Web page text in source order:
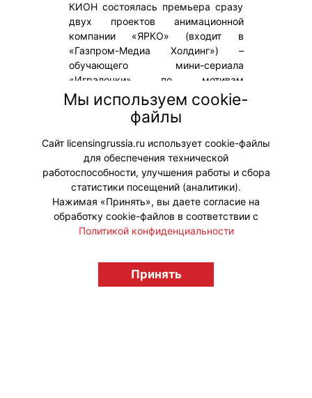
КИОН состоялась премьера сразу
двух проектов анимационной
компании «ЯРКО» (входит в
«Газпром-Медиа Холдинг») –
обучающего мини-сериала
«Игралочки» по мотивам
анимационного сериала
«Дракошия» и «Колыбельных со
звездами» по анимационному
проекту «Тикабо».
#ПродвижениеБренда
licensingrussia.ru, 2009-2026 12+
Мы используем cookie-
файлы
Сайт licensingrussia.ru использует cookie-файлы
для обеспечения технической
работоспособности, улучшения работы и сбора
статистики посещений (аналитики).
Нажимая «Принять», вы даете согласие на
обработку cookie-файлов в соответствии с
Политикой конфиденциальности
Принять